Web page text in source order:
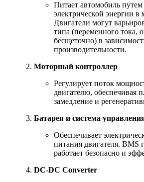
Питает автомобиль
электрической энергии
Двигатели могут
типа (переменного тока,
бесщеточно) в
производительности.
Моторный контроллер
Регулирует поток
двигателю, обеспечивая
замедление и
Батарея и система
Обеспечивает
питания двигателя. BMS
работает безопасно и
DC-DC Converter